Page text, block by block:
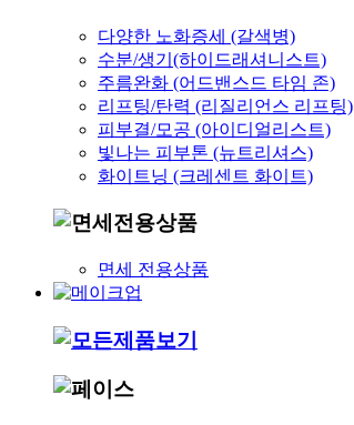
다양한 노화증세 (갈색병)
수분/생기(하이드래셔니스트)
주름완화 (어드밴스드 타임 존)
리프팅/탄력 (리질리언스 리프팅)
피부결/모공 (아이디얼리스트)
빛나는 피부톤 (뉴트리셔스)
화이트닝 (크레센트 화이트)
면세 전용상품